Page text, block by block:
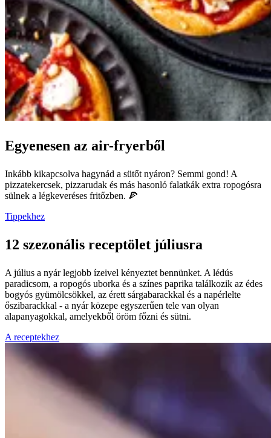
Egyenesen az air-fryerből
Inkább kikapcsolva hagynád a sütőt nyáron? Semmi gond! A
pizzatekercsek, pizzarudak és más hasonló falatkák extra ropogósra
sülnek a légkeveréses fritőzben. 🍕
Tippekhez
12 szezonális receptölet júliusra
A július a nyár legjobb ízeivel kényeztet bennünket. A lédús
paradicsom, a ropogós uborka és a színes paprika találkozik az édes
bogyós gyümölcsökkel, az érett sárgabarackkal és a napérlelte
őszibarackkal - a nyár közepe egyszerűen tele van olyan
alapanyagokkal, amelyekből öröm főzni és sütni.
A receptekhez